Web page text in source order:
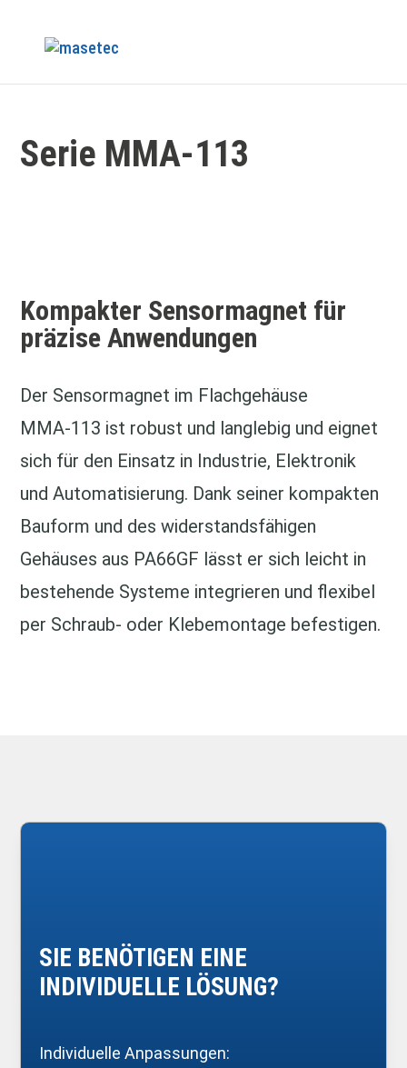
Serie MMA-113
Kompakter Sensormagnet für
präzise Anwendungen
Der Sensormagnet im Flachgehäuse
MMA‑113 ist robust und langlebig und eignet
sich für den Einsatz in Industrie, Elektronik
und Automatisierung. Dank seiner kompakten
Bauform und des widerstandsfähigen
Gehäuses aus PA66GF lässt er sich leicht in
bestehende Systeme integrieren und flexibel
per Schraub- oder Klebemontage befestigen.
SIE BENÖTIGEN EINE
INDIVIDUELLE LÖSUNG?
Individuelle Anpassungen: